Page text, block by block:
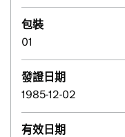
包裝
01
發證日期
1985-12-02
有效日期